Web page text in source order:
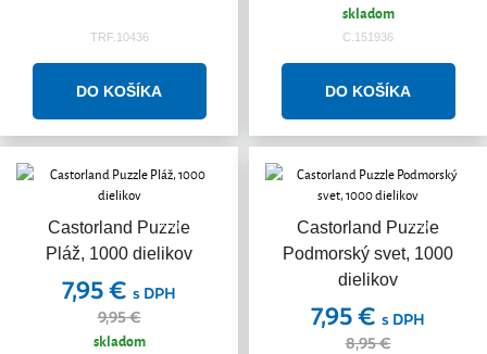
TRF.10436
skladom
C.151936
Castorland Puzzle
Pláž, 1000 dielikov
Akcia
7,95 € s DPH
9,95 €
skladom
Castorland Puzzle
Podmorský svet, 1000
dielikov
Akcia
7,95 € s DPH
8,95 €